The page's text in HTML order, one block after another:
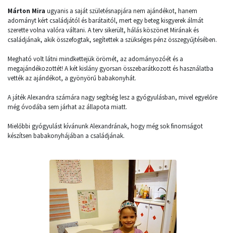
Márton Mira ugyanis a saját születésnapjára nem ajándékot, hanem
adományt kért családjától és barátaitól, mert egy beteg kisgyerek álmát
szerette volna valóra váltani. A terv sikerült, hálás köszönet Mirának és
családjának, akik összefogtak, segítettek a szükséges pénz összegyűjtésében.
Megható volt látni mindkettejük örömét, az adományozóét és a
megajándékozottét! A két kislány gyorsan összebarátkozott és használatba
vették az ajándékot, a gyönyörű babakonyhát.
A játék Alexandra számára nagy segítség lesz a gyógyulásban, mivel egyelőre
még óvodába sem járhat az állapota miatt.
Mielőbbi gyógyulást kívánunk Alexandrának, hogy még sok finomságot
készítsen babakonyhájában a családjának.